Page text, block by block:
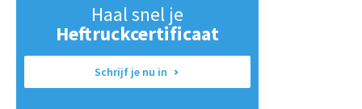
Haal snel je
Heftruckcertificaat
Schrijf je nu in